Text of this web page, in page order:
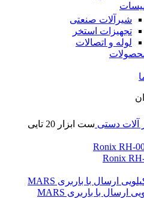
شیرآلات صنعتی
تجهیزات استخر
لوله و اتصالات
آلات دستی
ست ابزار 20 تایی